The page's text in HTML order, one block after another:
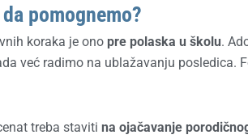
pomognemo?
koraka je ono pre polaska u školu.
već radimo na ublažavanju posledica.
treba staviti na ojačavanje